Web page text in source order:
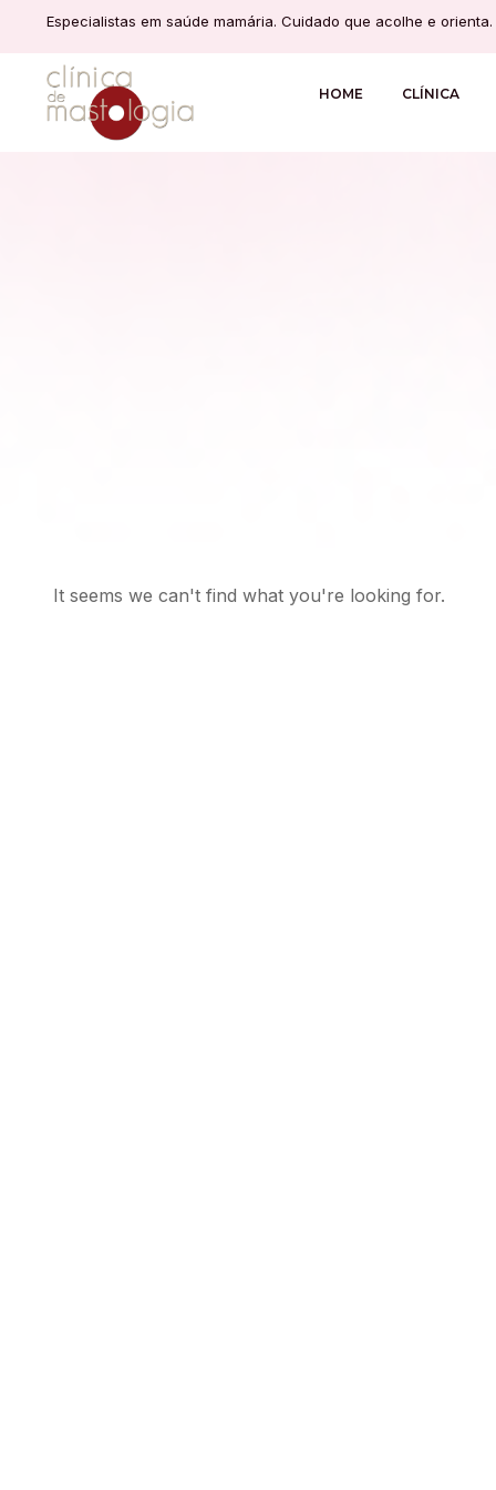
Especialistas em saúde mamária. Cuidado que acolhe e orienta.
HOME CLÍNICA
It seems we can't find what you're looking for.